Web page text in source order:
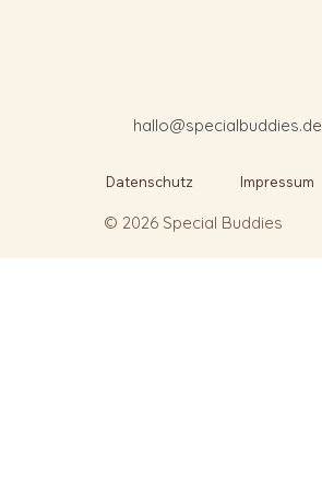
hallo@specialbuddies.de
Datenschutz Impressum
© 2026 Special Buddies